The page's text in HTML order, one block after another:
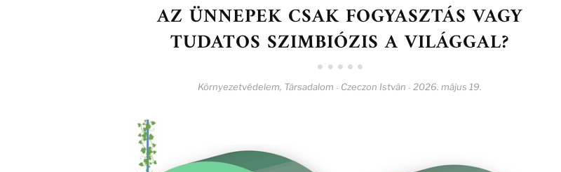
AZ ÜNNEPEK CSAK FOGYASZTÁS VAGY
TUDATOS SZIMBIÓZIS A VILÁGGAL?
Környezetvédelem, Társadalom - Czeczon István - 2026. május 19.